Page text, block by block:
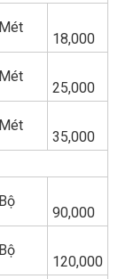
Mét
18,000
Mét
25,000
Mét
35,000
Bộ
90,000
Bộ
120,000